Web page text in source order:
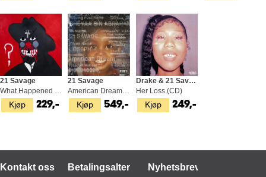
Kjøp
21 Savage
229,- Kjøp
21 Savage
549,- Kjøp
Drake & 21 Savage
Her Loss (CD)
249,-
Kontakt oss BetalingsalternativerNyhetsbrev